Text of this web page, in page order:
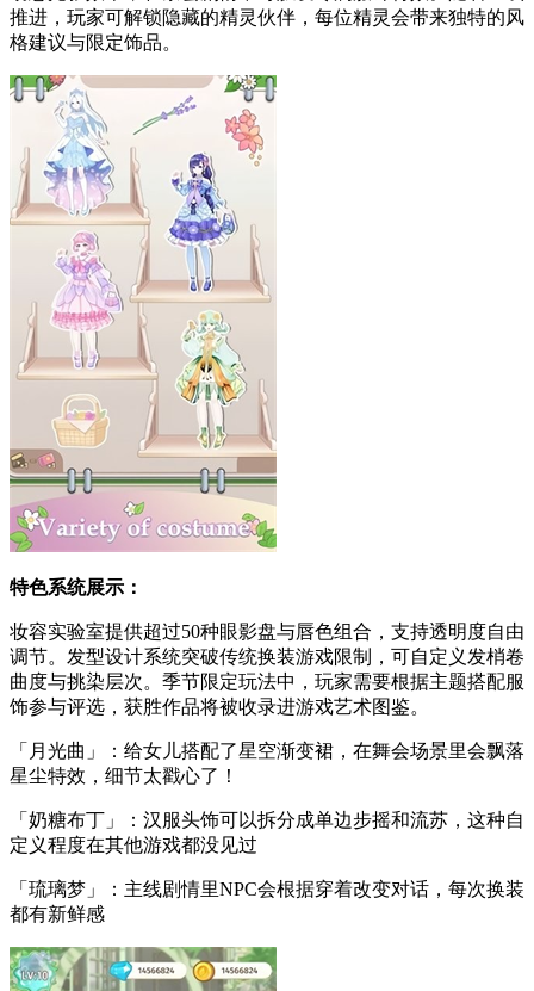
推进，玩家可解锁隐藏的精灵伙伴，每位精灵会带来独特的风
格建议与限定饰品。
特色系统展示：
妆容实验室提供超过50种眼影盘与唇色组合，支持透明度自由
调节。发型设计系统突破传统换装游戏限制，可自定义发梢卷
曲度与挑染层次。季节限定玩法中，玩家需要根据主题搭配服
饰参与评选，获胜作品将被收录进游戏艺术图鉴。
「月光曲」：给女儿搭配了星空渐变裙，在舞会场景里会飘落
星尘特效，细节太戳心了！
「奶糖布丁」：汉服头饰可以拆分成单边步摇和流苏，这种自
定义程度在其他游戏都没见过
「琉璃梦」：主线剧情里NPC会根据穿着改变对话，每次换装
都有新鲜感